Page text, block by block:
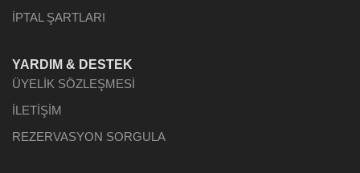
İPTAL ŞARTLARI
YARDIM & DESTEK
ÜYELİK SÖZLEŞMESİ
İLETİŞİM
REZERVASYON SORGULA